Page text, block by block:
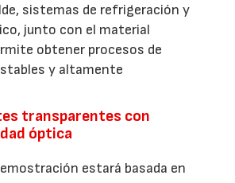
sistemas de refrigeración y
junto con el material
obtener procesos de
y altamente
transparentes con
óptica
estará basada en